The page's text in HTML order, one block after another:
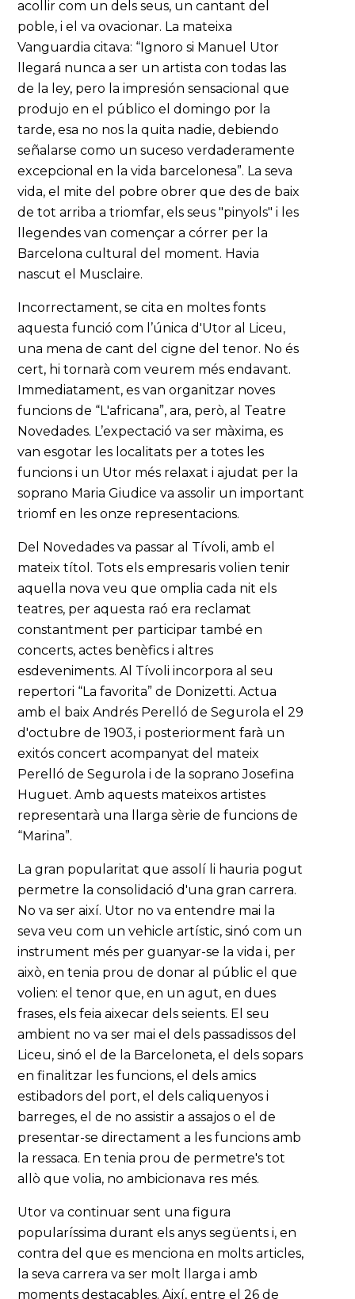
acollir com un dels seus, un cantant del
poble, i el va ovacionar. La mateixa
Vanguardia citava: “Ignoro si Manuel Utor
llegará nunca a ser un artista con todas las
de la ley, pero la impresión sensacional que
produjo en el público el domingo por la
tarde, esa no nos la quita nadie, debiendo
señalarse como un suceso verdaderamente
excepcional en la vida barcelonesa”. La seva
vida, el mite del pobre obrer que des de baix
de tot arriba a triomfar, els seus "pinyols" i les
llegendes van començar a córrer per la
Barcelona cultural del moment. Havia
nascut el Musclaire.
Incorrectament, se cita en moltes fonts
aquesta funció com l’única d'Utor al Liceu,
una mena de cant del cigne del tenor. No és
cert, hi tornarà com veurem més endavant.
Immediatament, es van organitzar noves
funcions de “L'africana”, ara, però, al Teatre
Novedades. L’expectació va ser màxima, es
van esgotar les localitats per a totes les
funcions i un Utor més relaxat i ajudat per la
soprano Maria Giudice va assolir un important
triomf en les onze representacions.
Del Novedades va passar al Tívoli, amb el
mateix títol. Tots els empresaris volien tenir
aquella nova veu que omplia cada nit els
teatres, per aquesta raó era reclamat
constantment per participar també en
concerts, actes benèfics i altres
esdeveniments. Al Tívoli incorpora al seu
repertori “La favorita” de Donizetti. Actua
amb el baix Andrés Perelló de Segurola el 29
d'octubre de 1903, i posteriorment farà un
exitós concert acompanyat del mateix
Perelló de Segurola i de la soprano Josefina
Huguet. Amb aquests mateixos artistes
representarà una llarga sèrie de funcions de
“Marina”.
La gran popularitat que assolí li hauria pogut
permetre la consolidació d'una gran carrera.
No va ser així. Utor no va entendre mai la
seva veu com un vehicle artístic, sinó com un
instrument més per guanyar-se la vida i, per
això, en tenia prou de donar al públic el que
volien: el tenor que, en un agut, en dues
frases, els feia aixecar dels seients. El seu
ambient no va ser mai el dels passadissos del
Liceu, sinó el de la Barceloneta, el dels sopars
en finalitzar les funcions, el dels amics
estibadors del port, el dels caliquenyos i
barreges, el de no assistir a assajos o el de
presentar-se directament a les funcions amb
la ressaca. En tenia prou de permetre's tot
allò que volia, no ambicionava res més.
Utor va continuar sent una figura
popularíssima durant els anys següents i, en
contra del que es menciona en molts articles,
la seva carrera va ser molt llarga i amb
moments destacables. Així, entre el 26 de